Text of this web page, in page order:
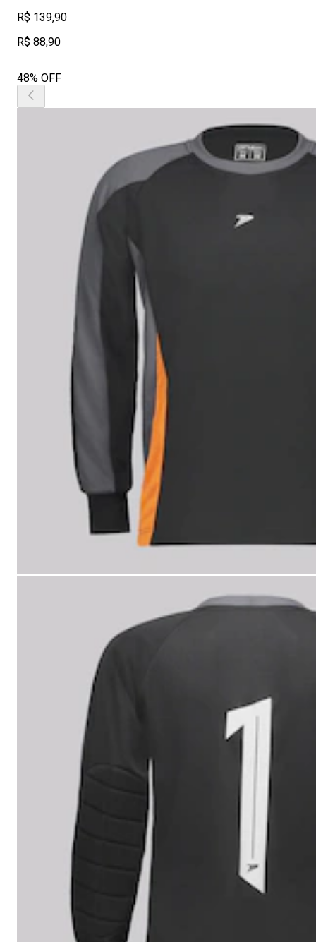
R$ 139,90
R$ 88,90
48% OFF